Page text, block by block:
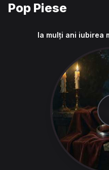
Pop Piese
la mulți ani iubirea